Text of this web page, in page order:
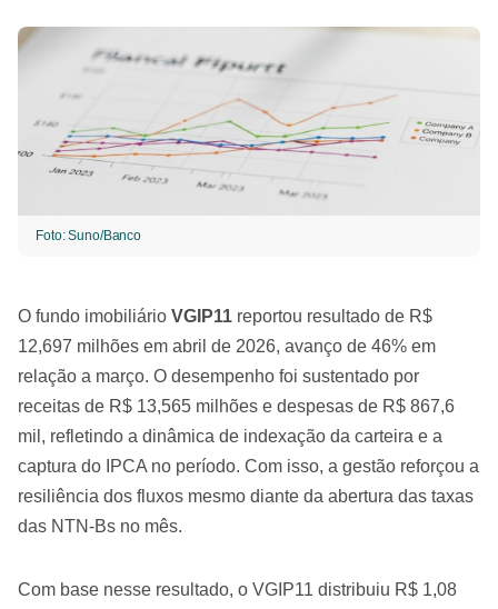
Foto: Suno/Banco
O fundo imobiliário VGIP11 reportou resultado de R$
12,697 milhões em abril de 2026, avanço de 46% em
relação a março. O desempenho foi sustentado por
receitas de R$ 13,565 milhões e despesas de R$ 867,6
mil, refletindo a dinâmica de indexação da carteira e a
captura do IPCA no período. Com isso, a gestão reforçou a
resiliência dos fluxos mesmo diante da abertura das taxas
das NTN-Bs no mês.
Com base nesse resultado, o VGIP11 distribuiu R$ 1,08